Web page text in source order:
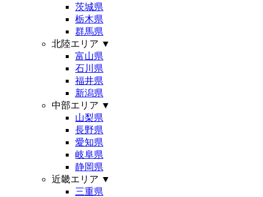
茨城県
栃木県
群馬県
北陸エリア ▼
富山県
石川県
福井県
新潟県
中部エリア ▼
山梨県
長野県
愛知県
岐阜県
静岡県
近畿エリア ▼
三重県